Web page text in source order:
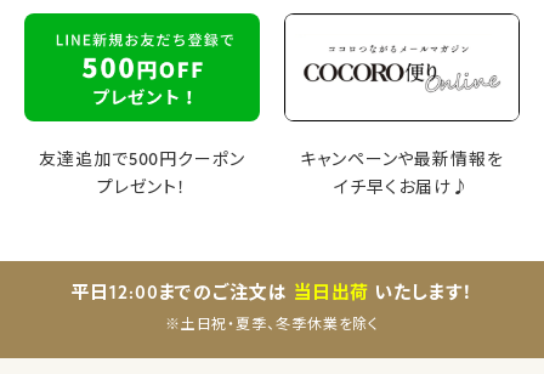
友達追加で500円クーポン
プレゼント！
キャンペーンや最新情報を
イチ早くお届け♪
平日12:00までのご注文は 当日出荷 いたします！
※土日祝・夏季、冬季休業を除く